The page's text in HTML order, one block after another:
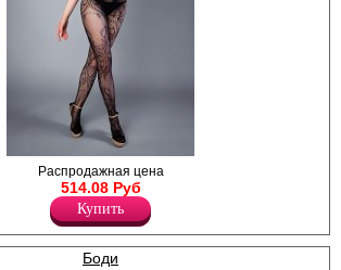
Изящный боди - комбинезон
в сеточку с рукавами 3/4,
декоративное кружево по
всему полотну.
Нейлон 90%
Спандекс 10%
Распродажная цена
514.08 Руб
Купить
Боди